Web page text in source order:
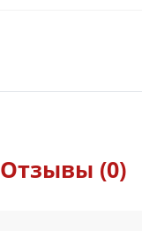
Отзывы (0)